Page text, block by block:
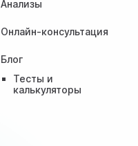
Анализы
Онлайн-консультация
Блог
Тесты и
калькуляторы